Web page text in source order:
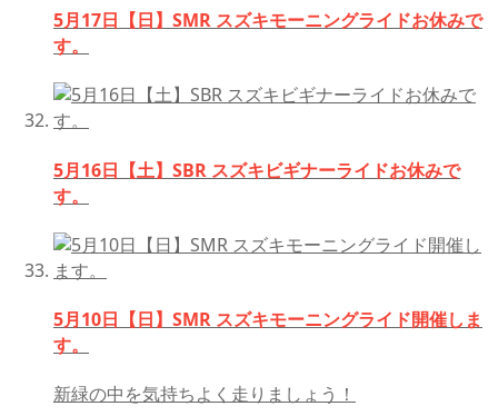
5月17日【日】SMR スズキモーニングライドお休みで
す。
5月16日【土】SBR スズキビギナーライドお休みで
す。
5月10日【日】SMR スズキモーニングライド開催しま
す。
新緑の中を気持ちよく走りましょう！